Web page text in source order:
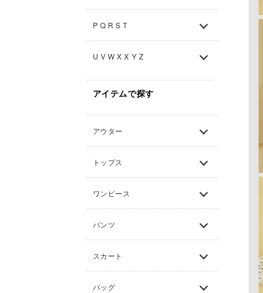
P Q R S T
U V W X X Y Z
アイテムで探す
アウター
トップス
ワンピース
パンツ
スカート
バッグ